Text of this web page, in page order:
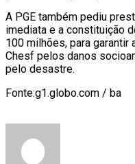
A PGE também pediu
imediata e a constituição
100 milhões, para
Chesf pelos danos
pelo desastre.
Fonte:g1.globo.com / ba